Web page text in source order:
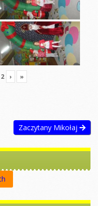
2 › »
Zaczytany Mikołaj